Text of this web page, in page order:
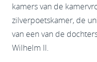
kamers van de
zilverpoetskamer, de
van een van de
Wilhelm II.